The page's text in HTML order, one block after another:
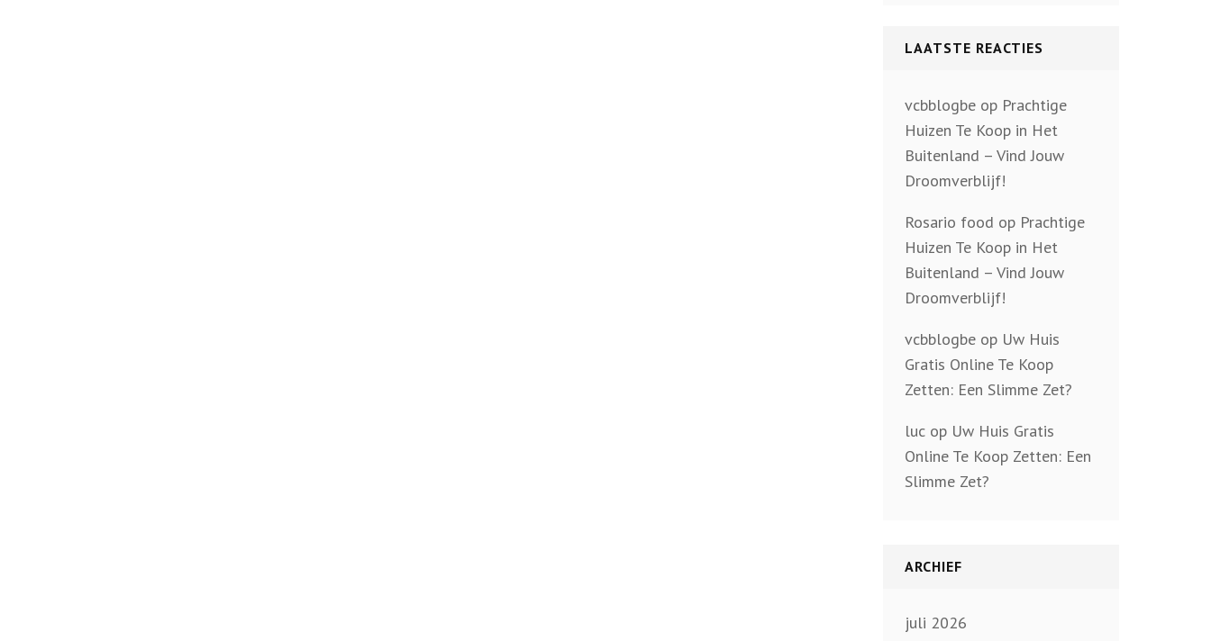
LAATSTE REACTIES
vcbblogbeop Prachtige
Huizen Te Koop in Het
Buitenland – Vind Jouw
Droomverblijf!
Rosario food op Prachtige
Huizen Te Koop in Het
Buitenland – Vind Jouw
Droomverblijf!
vcbblogbeop Uw Huis
Gratis Online Te Koop
Zetten: Een Slimme Zet?
lucop Uw Huis Gratis
Online Te Koop Zetten: Een
Slimme Zet?
ARCHIEF
juli 2026